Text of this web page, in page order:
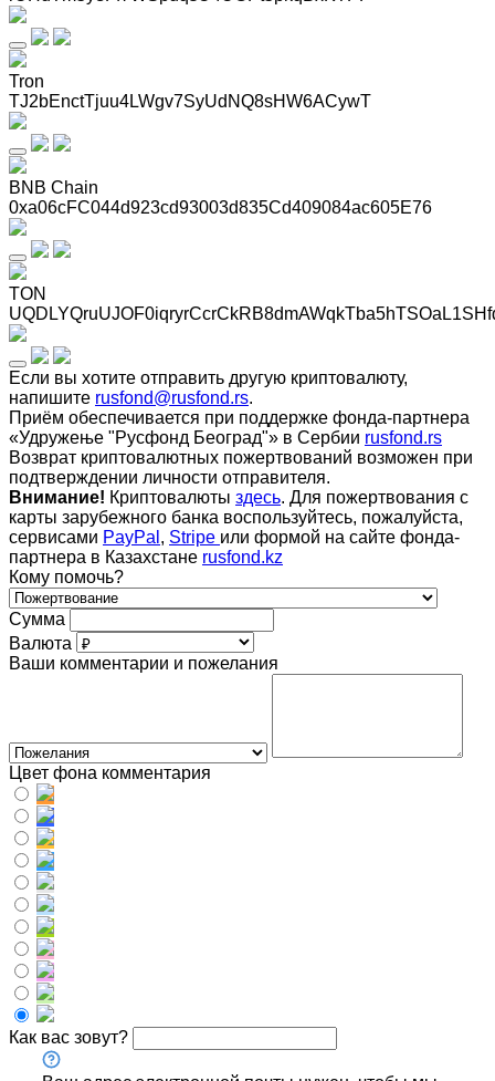
Tron
TJ2bEnctTjuu4LWgv7SyUdNQ8sHW6ACywT
BNB Chain
0xa06cFC044d923cd93003d835Cd409084ac605E76
TON
Если вы хотите отправить другую криптовалюту,
напишите rusfond@rusfond.rs.
Приём обеспечивается при поддержке фонда-партнера
«Удружење "Русфонд Београд"» в Сербии rusfond.rs
Возврат криптовалютных пожертвований возможен при
подтверждении личности отправителя.
Внимание! Криптовалюты здесь. Для пожертвования с
карты зарубежного банка воспользуйтесь, пожалуйста,
сервисами PayPal , Stripe или формой на сайте фонда-
партнера в Казахстане rusfond.kz
Кому помочь?
Сумма
Валюта
Ваши комментарии и пожелания
Цвет фона комментария
Как вас зовут?